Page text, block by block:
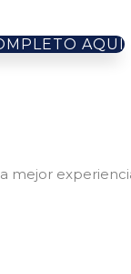
AQUI
mejor